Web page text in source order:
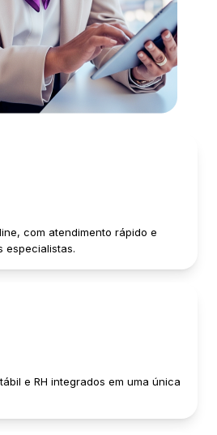
com atendimento rápido e
especialistas.
e RH integrados em uma única